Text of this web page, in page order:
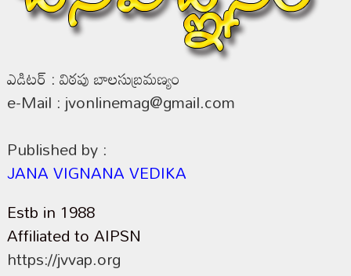
ఎడిటర్ : విఠపు బాలసుబ్రమణ్యం
e-Mail : jvonlinemag@gmail.com
Published by :
JANA VIGNANA VEDIKA
Estb in 1988
Affiliated to AIPSN
https://jvvap.org